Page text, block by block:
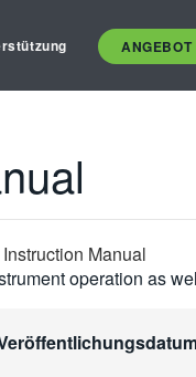
Manual
operation as